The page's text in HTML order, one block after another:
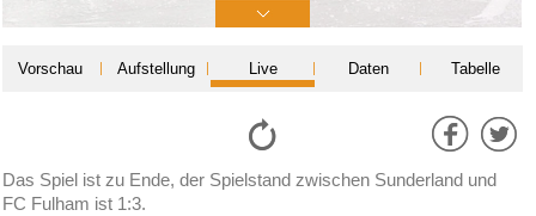
Vorschau Aufstellung Live Daten Tabelle
Das Spiel ist zu Ende, der Spielstand zwischen Sunderland und
FC Fulham ist 1:3.